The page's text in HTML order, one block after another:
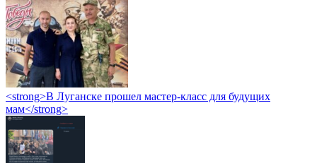
<strong>В Луганске прошел мастер-класс для будущих
мам</strong>